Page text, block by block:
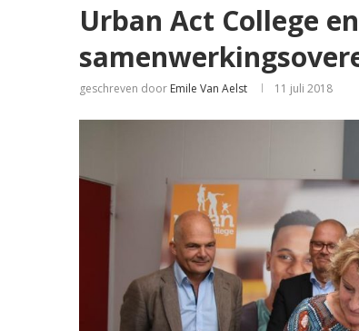
Urban Act College
geschreven door Emile Van Aelst 11 juli 2018